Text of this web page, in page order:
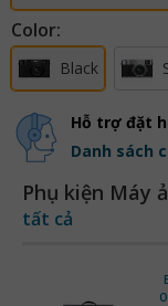
Color:
Black
Hỗ trợ đặt
Danh sách
Phụ kiện Máy
tất cả